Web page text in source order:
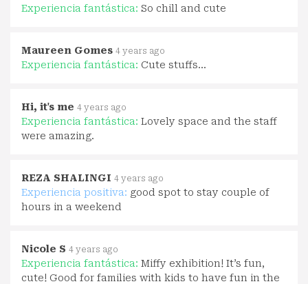
Experiencia fantástica: So chill and cute
Maureen Gomes 4 years ago
Experiencia fantástica: Cute stuffs...
Hi, it's me 4 years ago
Experiencia fantástica: Lovely space and the staff
were amazing.
REZA SHALINGI 4 years ago
Experiencia positiva: good spot to stay couple of
hours in a weekend
Nicole S 4 years ago
Experiencia fantástica: Miffy exhibition! It’s fun,
cute! Good for families with kids to have fun in the